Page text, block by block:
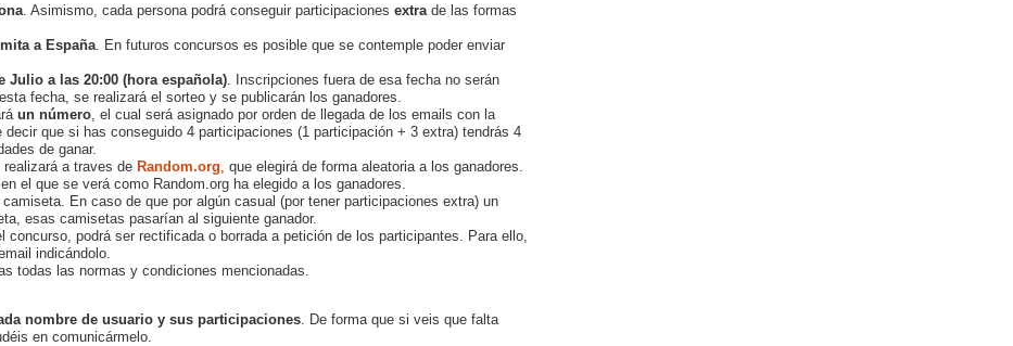
. Asimismo, cada persona podrá conseguir participaciones extra de las formas
a España . En futuros concursos es posible que se contemple poder enviar
Julio a las 20:00 (hora española) . Inscripciones fuera de esa fecha no serán
fecha, se realizará el sorteo y se publicarán los ganadores.
un número , el cual será asignado por orden de llegada de los emails con la
que si has conseguido 4 participaciones (1 participación + 3 extra) tendrás 4
de ganar.
realizará a traves de Random.org , que elegirá de forma aleatoria a los ganadores.
el que se verá como Random.org ha elegido a los ganadores.
En caso de que por algún casual (por tener participaciones extra) un
esas camisetas pasarían al siguiente ganador.
concurso, podrá ser rectificada o borrada a petición de los participantes. Para ello,
indicándolo.
todas las normas y condiciones mencionadas.
nombre de usuario y sus participaciones . De forma que si veis que falta
en comunicármelo.